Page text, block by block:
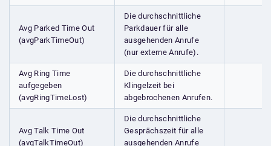
Avg Parked Time Out
(avgParkTimeOut)
Die durchschnittliche
Parkdauer für alle
ausgehenden Anrufe
(nur externe Anrufe).
Avg Ring Time
aufgegeben
(avgRingTimeLost)
Die durchschnittliche
Klingelzeit bei
abgebrochenen Anrufen.
Avg Talk Time Out
(avgTalkTimeOut)
Die durchschnittliche
Gesprächszeit für alle
ausgehenden Anrufe